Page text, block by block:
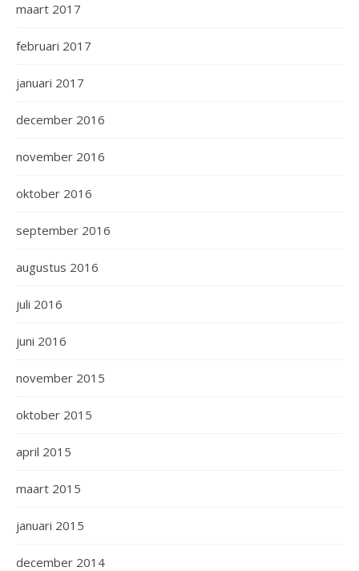
maart 2017
februari 2017
januari 2017
december 2016
november 2016
oktober 2016
september 2016
augustus 2016
juli 2016
juni 2016
november 2015
oktober 2015
april 2015
maart 2015
januari 2015
december 2014